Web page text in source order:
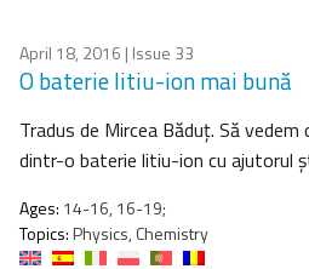
April 18, 2016 | Issue 33
O baterie litiu-ion mai bună
Tradus de Mircea Băduţ. Să
dintr-o baterie litiu-ion cu ajutorul
Ages: 14-16, 16-19;
Topics:Physics, Chemistry